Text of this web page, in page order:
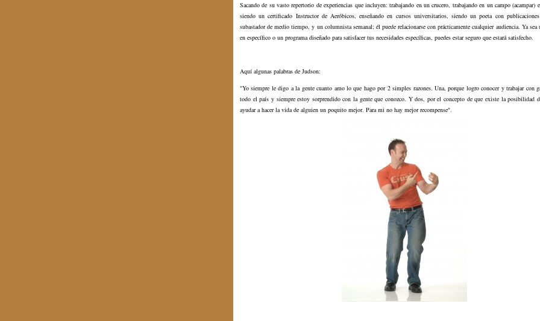
Sacando de su vasto repertorio de experiencias que incluyen: trabajando en un crucero, trabajando en un campo (acampar)
siendo un certificado Instructor de Aeróbicos, enseñando en cursos universitarios, siendo un poeta con
subastador de medio tiempo, y un columnista semanal; él puede relacionarse con prácticamente cualquier audiencia. Ya sea
en específico o un programa diseñado para satisfacer tus necesidades específicas, puedes estar seguro que estará satisfecho.
Aquí algunas palabras de Judson:
"Yo siempre le digo a la gente cuanto amo lo que hago por 2 simples razones. Una, porque logro conocer y trabajar con
todo el país y siempre estoy sorprendido con la gente que conozco. Y dos, por el concepto de que existe la posibilidad
ayudar a hacer la vida de alguien un poquito mejor. Para mi no hay mejor recompense".